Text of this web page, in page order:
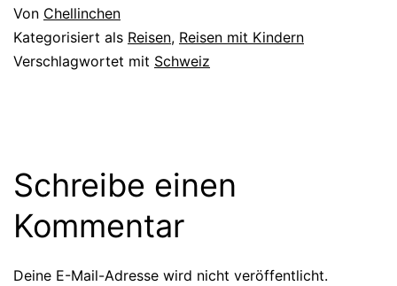
Von Chellinchen
Kategorisiert als Reisen, Reisen mit Kindern
Verschlagwortet mit Schweiz
Schreibe einen
Kommentar
Deine E-Mail-Adresse wird nicht veröffentlicht.